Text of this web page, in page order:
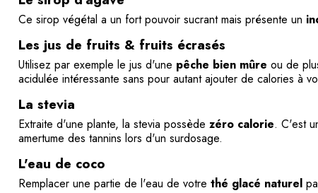
Ce sirop végétal a un fort pouvoir sucrant mais présente un
Les jus de fruits & fruits écrasés
Utilisez par exemple le jus d'une pêche bien mûre ou de
acidulée intéressante sans pour autant ajouter de calories à
La stevia
Extraite d'une plante, la stevia possède zéro calorie. C'est
amertume des tannins lors d'un surdosage.
L'eau de coco
Remplacer une partie de l'eau de votre thé glacé naturel